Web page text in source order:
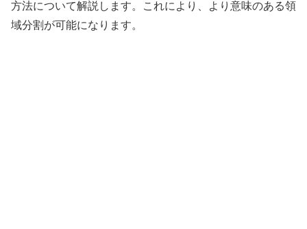
方法について解説します。これにより、より意味のある領
域分割が可能になります。